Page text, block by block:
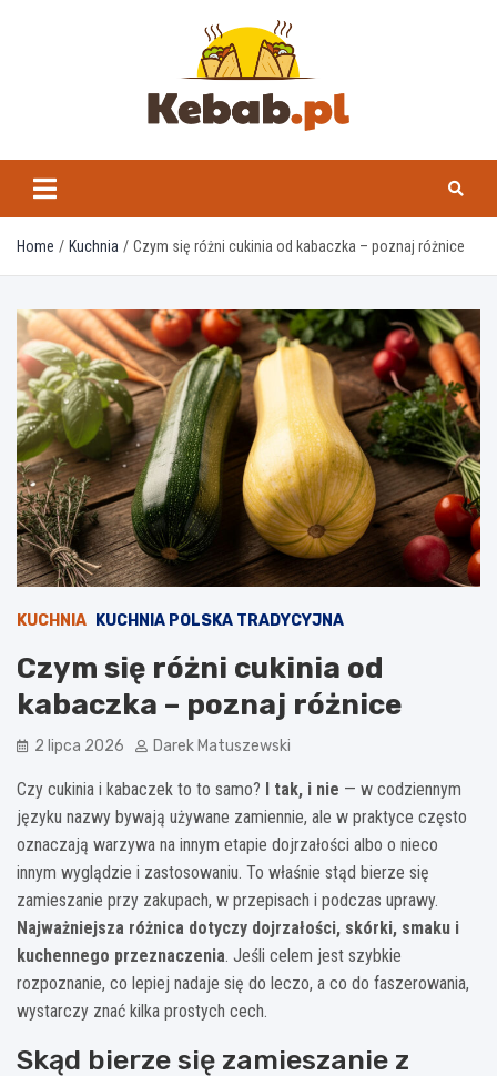
kebab.pl
Home Kuchnia Czym się różni cukinia od kabaczka – poznaj różnice
KUCHNIA KUCHNIA POLSKA TRADYCYJNA
Czym się różni cukinia od
kabaczka – poznaj różnice
2 lipca 2026 Darek Matuszewski
Czy cukinia i kabaczek to to samo? I tak, i nie — w codziennym
języku nazwy bywają używane zamiennie, ale w praktyce często
oznaczają warzywa na innym etapie dojrzałości albo o nieco
innym wyglądzie i zastosowaniu. To właśnie stąd bierze się
zamieszanie przy zakupach, w przepisach i podczas uprawy.
Najważniejsza różnica dotyczy dojrzałości, skórki, smaku i
kuchennego przeznaczenia. Jeśli celem jest szybkie
rozpoznanie, co lepiej nadaje się do leczo, a co do faszerowania,
wystarczy znać kilka prostych cech.
Skąd bierze się zamieszanie z